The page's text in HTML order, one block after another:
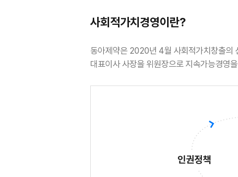
사회적가치경영이란?
동아제약은 2020년 4월 사회적가치창출의
대표이사 사장을 위원장으로 지속가능경영
인권정책